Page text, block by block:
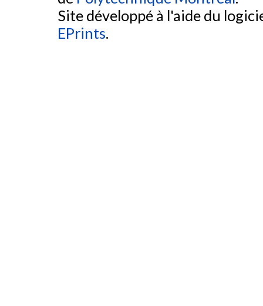
Site développé à l'aide du
EPrints.